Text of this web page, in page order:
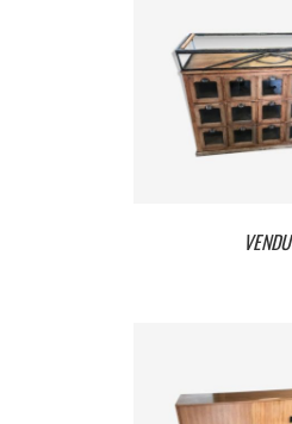
VENDU